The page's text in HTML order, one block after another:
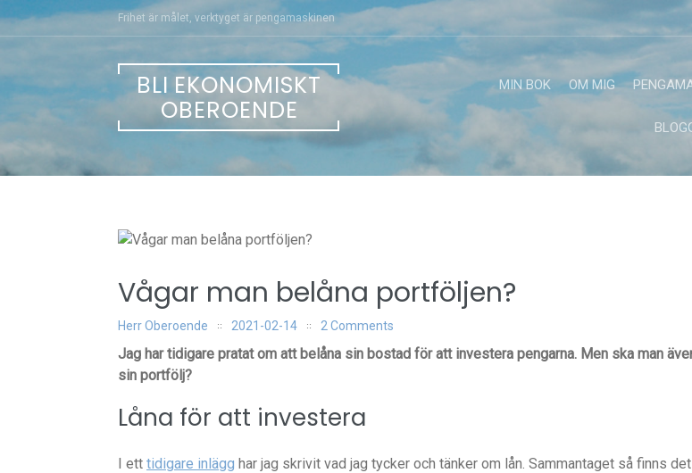
Frihet är målet, verktyget är pengamaskinen
BLI EKONOMISKT
OBEROENDE
MIN BOK OM MIG
Vågar man belåna portföljen?
Herr Oberoende 2021-02-14 2 Comments
Jag har tidigare pratat om att belåna sin bostad för att investera pengarna. Men ska man
sin portfölj?
Låna för att investera
I ett tidigare inlägg har jag skrivit vad jag tycker och tänker om lån. Sammantaget så finns